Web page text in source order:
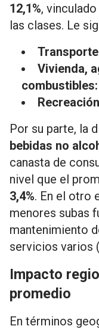
12,1%,
las clases. Le
Vivienda,
combustibles:
Por su parte, la
bebidas no
canasta de
nivel que el
3,4%. En el otro
menores subas
mantenimiento
servicios varios
Impacto
promedio
En términos